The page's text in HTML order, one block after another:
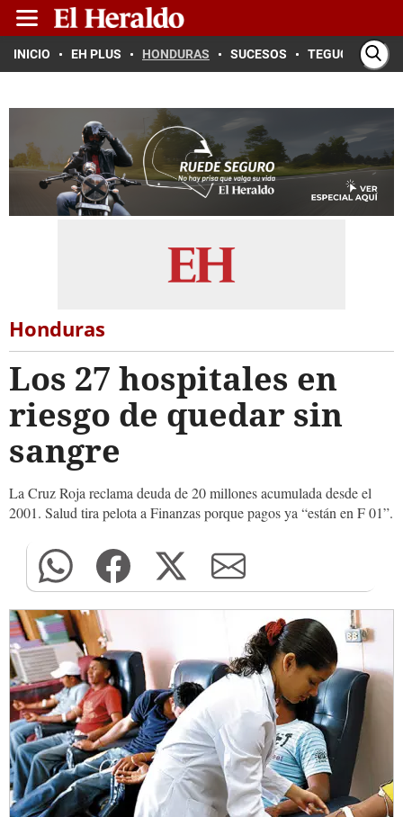
INICIO EH PLUS HONDURAS SUCESOS TEGUCIGALPA
Honduras
Los 27 hospitales en
riesgo de quedar sin
sangre
La Cruz Roja reclama deuda de 20 millones acumulada desde el
2001. Salud tira pelota a Finanzas porque pagos ya “están en F 01”.